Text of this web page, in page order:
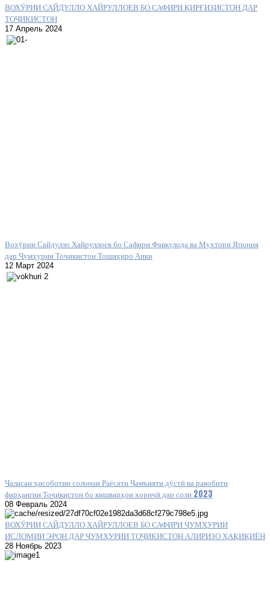
ВОХӮРИИ САЙДУЛЛО ХАЙРУЛЛОЕВ БО САФИРИ ҚИРҒИЗИСТОН ДАР
ТОҶИКИСТОН
17 Апрель 2024
Вохӯрии Сайдулло Хайруллоев бо Сафири Фавқулода ва Мухтори Япония
дар Ҷумҳурии Тоҷикистон Тошиҳиро Аики
12 Март 2024
Ҷаласаи ҳисоботии солонаи Раёсати Ҷамъияти дӯстӣ ва равобити
фарҳангии Тоҷикистон бо кишварҳои хориҷӣ дар соли 2023
08 Февраль 2024
ВОХӮРИИ САЙДУЛЛО ХАЙРУЛЛОЕВ БО САФИРИ ҶУМҲУРИИ
ИСЛОМИИ ЭРОН ДАР ҶУМҲУРИИ ТОҶИКИСТОН АЛИРИЗО ҲАҚИҚИЁН
28 Ноябрь 2023